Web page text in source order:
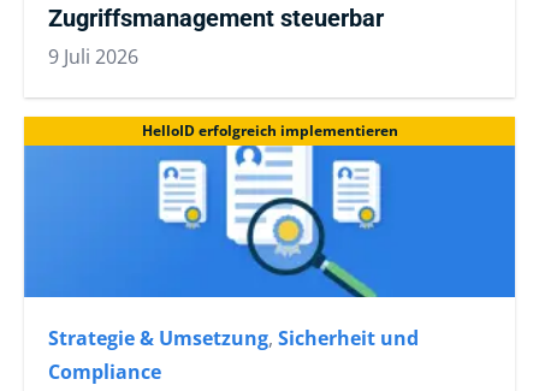
Zugriffsmanagement steuerbar
9 Juli 2026
HelloID erfolgreich implementieren
Strategie & Umsetzung, Sicherheit und
Compliance